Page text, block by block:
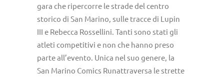
gara che ripercorre le strade del centro
storico di San Marino, sulle tracce di Lupin
III e Rebecca Rossellini. Tanti sono stati gli
atleti competitivi e non che hanno preso
parte all’evento. Unica nel suo genere, la
San Marino Comics Runattraversa le strette